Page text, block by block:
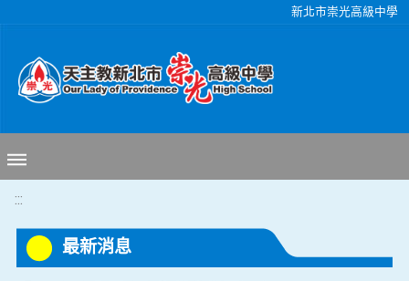
新北市崇光高級中學
:::
最新消息